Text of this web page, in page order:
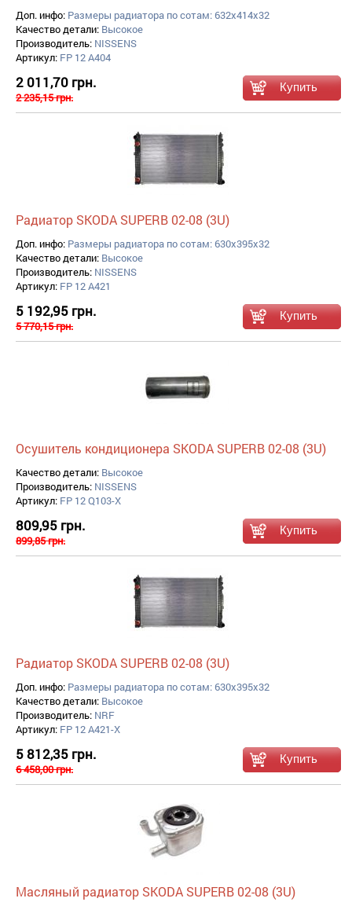
Доп. инфо: Размеры радиатора по сотам: 632x414x32
Качество детали: Высокое
Производитель: NISSENS
Артикул: FP 12 A404
2 011,70 грн.
2 235,15 грн.
Радиатор SKODA SUPERB 02-08 (3U)
Доп. инфо: Размеры радиатора по сотам: 630x395x32
Качество детали: Высокое
Производитель: NISSENS
Артикул: FP 12 A421
5 192,95 грн.
5 770,15 грн.
Осушитель кондиционера SKODA SUPERB 02-08 (3U)
Качество детали: Высокое
Производитель: NISSENS
Артикул: FP 12 Q103-X
809,95 грн.
899,85 грн.
Радиатор SKODA SUPERB 02-08 (3U)
Доп. инфо: Размеры радиатора по сотам: 630x395x32
Качество детали: Высокое
Производитель: NRF
Артикул: FP 12 A421-X
5 812,35 грн.
6 458,00 грн.
Масляный радиатор SKODA SUPERB 02-08 (3U)